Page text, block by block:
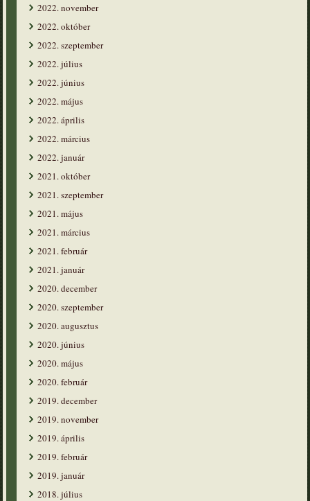
2022. november
2022. október
2022. szeptember
2022. július
2022. június
2022. május
2022. április
2022. március
2022. január
2021. október
2021. szeptember
2021. május
2021. március
2021. február
2021. január
2020. december
2020. szeptember
2020. augusztus
2020. június
2020. május
2020. február
2019. december
2019. november
2019. április
2019. február
2019. január
2018. július